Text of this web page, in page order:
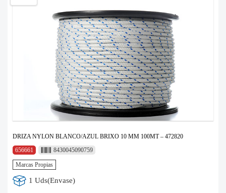
DRIZA NYLON BLANCO/AZUL BRIXO 10 MM 100MT – 472820
656661
8430045090759
Marcas Propias
1 Uds(Envase)